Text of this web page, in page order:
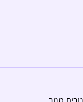
נורית מנור